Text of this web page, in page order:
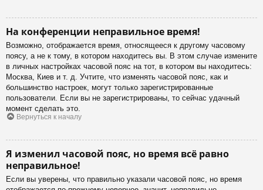
На конференции неправильное время!
Возможно, отображается время, относящееся к другому часовому
поясу, а не к тому, в котором находитесь вы. В этом случае измените
в личных настройках часовой пояс на тот, в котором вы находитесь:
Москва, Киев и т. д. Учтите, что изменять часовой пояс, как и
большинство настроек, могут только зарегистрированные
пользователи. Если вы не зарегистрированы, то сейчас удачный
момент сделать это.
Вернуться к началу
Я изменил часовой пояс, но время всё равно
неправильное!
Если вы уверены, что правильно указали часовой пояс, но время